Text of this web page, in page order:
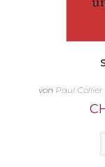
von Paul Collier